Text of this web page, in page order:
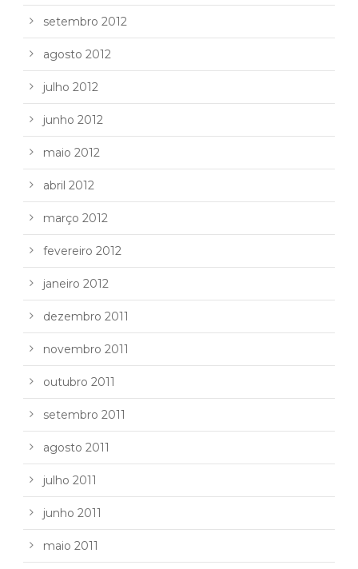
setembro 2012
agosto 2012
julho 2012
junho 2012
maio 2012
abril 2012
março 2012
fevereiro 2012
janeiro 2012
dezembro 2011
novembro 2011
outubro 2011
setembro 2011
agosto 2011
julho 2011
junho 2011
maio 2011